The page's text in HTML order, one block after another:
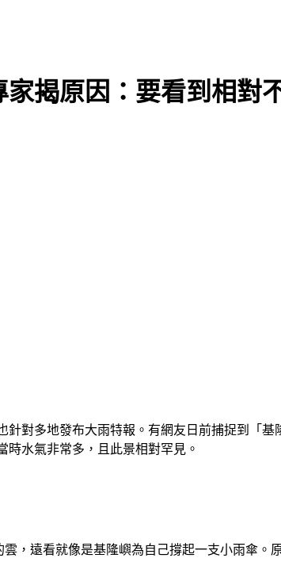
揭原因：要看到相對
對多地發布大雨特報。有網友日前捕捉到「
水氣非常多，且此景相對罕見。
，遠看就像是基隆嶼為自己撐起一支小雨傘